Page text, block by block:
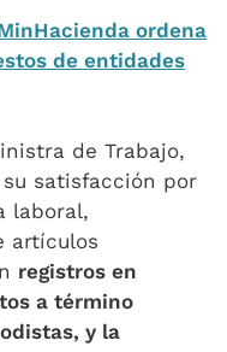
ordena
de entidades
de Trabajo,
su satisfacción por
laboral,
artículos
registros en
a término
y la